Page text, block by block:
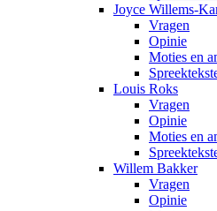
Joyce Willems-
Vragen
Opinie
Moties en
Louis Roks
Vragen
Opinie
Moties en
Willem Bakker
Vragen
Opinie